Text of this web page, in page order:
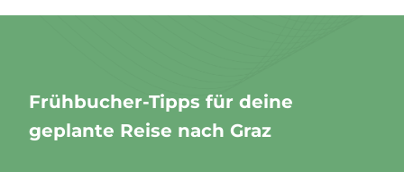
Frühbucher-Tipps für deine
geplante Reise nach Graz